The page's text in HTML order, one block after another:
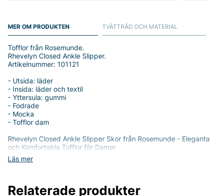
MER OM PRODUKTEN
Läs mer
Tofflor från Rosemunde.
Rhevelyn Closed Ankle Slipper.
Artikelnummer: 101121
- Utsida: läder
- Insida: läder och textil
- Yttersula: gummi
- Fodrade
- Mocka
- Tofflor dam
Rhevelyn Closed Ankle Slipper Skor från Rosemunde - Eleganta
och Komfortabla Tofflor för Damer
Steg in i en värld av komfort och stil med Rhevelyn Closed
de erbjuder en tidlös och elegant look.
TVÄTTRÅD OCH MATERIAL
Relaterade produkter